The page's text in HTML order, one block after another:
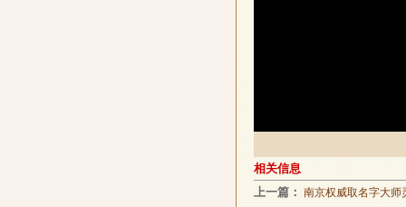
相关信息
上一篇： 南京权威取名字大